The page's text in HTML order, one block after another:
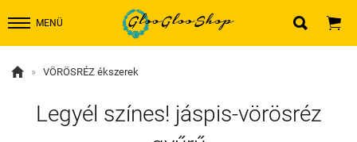
MENÜ  
 » VÖRÖSRÉZ ékszerek
Legyél színes! jáspis-vörösréz